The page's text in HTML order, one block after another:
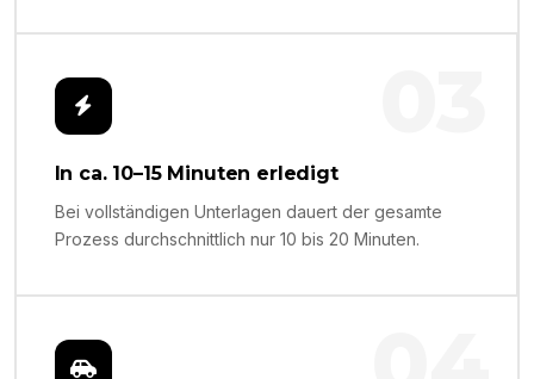
In ca. 10–15 Minuten erledigt
Bei vollständigen Unterlagen dauert der gesamte
Prozess durchschnittlich nur 10 bis 20 Minuten.